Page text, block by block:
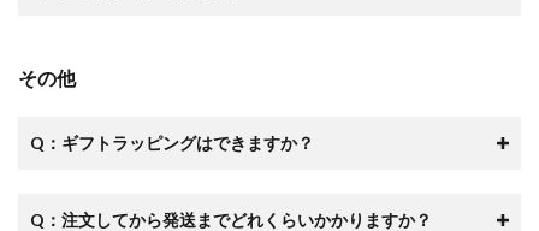
その他
Q：ギフトラッピングはできますか？
Q：注文してから発送までどれくらいかかりますか？